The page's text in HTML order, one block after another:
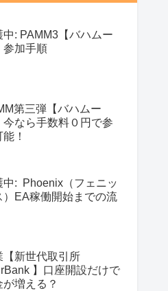
中: PAMM3【バハムー
参加手順
第三弾【バハムー
今なら手数料０円で参
！
中: Phoenix（フェニッ
）EA稼働開始までの流
【新世代取引所
】口座開設だけで
が増える？